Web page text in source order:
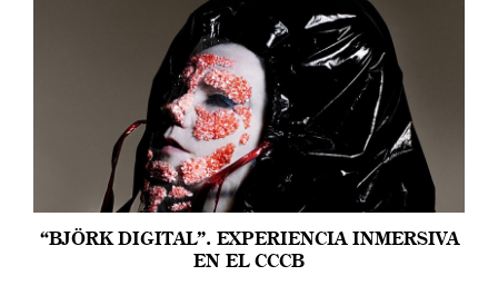
“BJÖRK DIGITAL”. EXPERIENCIA INMERSIVA
EN EL CCCB